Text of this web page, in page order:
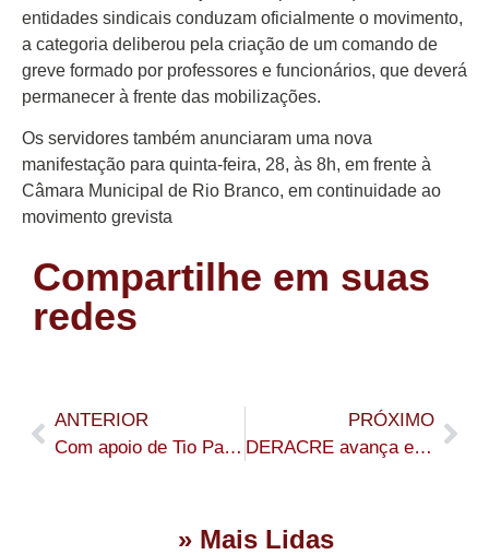
entidades sindicais conduzam oficialmente o movimento,
a categoria deliberou pela criação de um comando de
greve formado por professores e funcionários, que deverá
permanecer à frente das mobilizações.
Os servidores também anunciaram uma nova
manifestação para quinta-feira, 28, às 8h, em frente à
Câmara Municipal de Rio Branco, em continuidade ao
movimento grevista
Compartilhe em suas
redes
ANTERIOR
Com apoio de Tio Pablo, Saúde Itinerante leva atendimentos gratuitos a mais de 500 pessoas em Sena Madureira
PRÓXIMO
DERACRE avança em melhorias de acesso ao Ramal do Macapá, na Transacreana
» Mais Lidas